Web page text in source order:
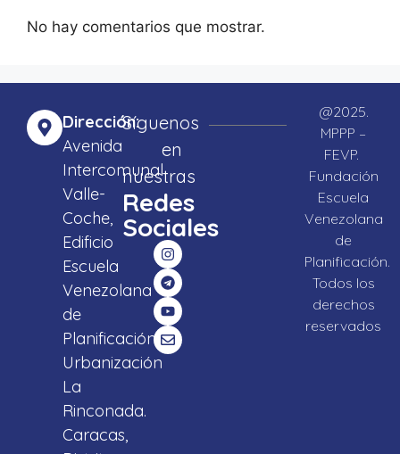
No hay comentarios que mostrar.
Dirección:
Avenida
Intercomunal
Valle-
Coche,
Edificio
Escuela
Venezolana
de
Planificación,
Urbanización
La
Rinconada.
Caracas,
Síguenos
en
nuestras
Redes
Sociales
@2025.
MPPP –
FEVP.
Fundación
Escuela
Venezolana
de
Planificación.
Todos los
derechos
reservados